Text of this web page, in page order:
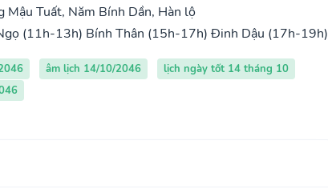
Mậu Tuất, Năm Bính Dần, Hàn lộ
(11h-13h) Bính Thân (15h-17h) Đinh Dậu (17h-19h)
âm lịch 14/10/2046
lịch ngày tốt 14 tháng 10